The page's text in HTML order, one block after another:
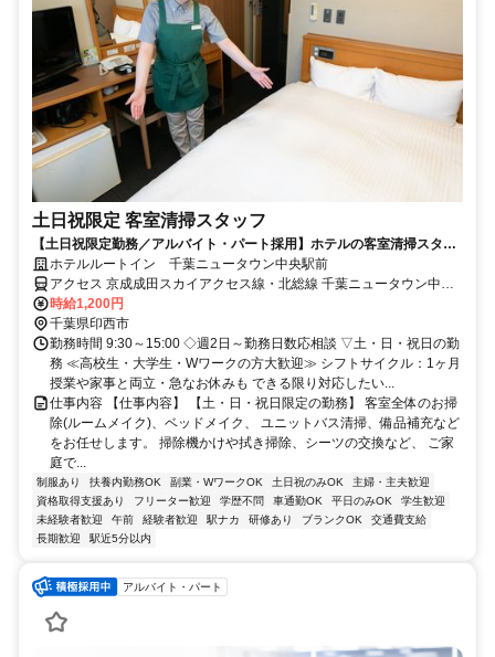
土日祝限定 客室清掃スタッフ
【土日祝限定勤務／アルバイト・パート採用】ホテルの客室清掃スタッ
フ／未経験歓迎！学生・主婦活躍中
ホテルルートイン 千葉ニュータウン中央駅前
アクセス 京成成田スカイアクセス線・北総線 千葉ニュータウン中央
徒歩約4分
時給1,200円
千葉県印西市
勤務時間 9:30～15:00 ◇週2日～勤務日数応相談 ▽土・日・祝日の勤
務 ≪高校生・大学生・Wワークの方大歓迎≫ シフトサイクル：1ヶ月
授業や家事と両立・急なお休みも できる限り対応したい...
仕事内容 【仕事内容】 【土・日・祝日限定の勤務】 客室全体のお掃
除(ルームメイク)、ベッドメイク、 ユニットバス清掃、備品補充など
をお任せします。 掃除機かけや拭き掃除、シーツの交換など、 ご家
庭で...
制服あり 扶養内勤務OK 副業・WワークOK 土日祝のみOK
主婦・主夫歓迎
資格取得支援あり
フリーター歓迎 学歴不問 車通勤OK 平日のみOK
学生歓迎
未経験者歓迎
午前 経験者歓迎 駅ナカ 研修あり ブランクOK
交通費支給
長期歓迎
駅近5分以内
アルバイト・パート